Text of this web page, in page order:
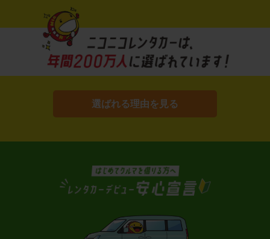
選ばれる理由を見る